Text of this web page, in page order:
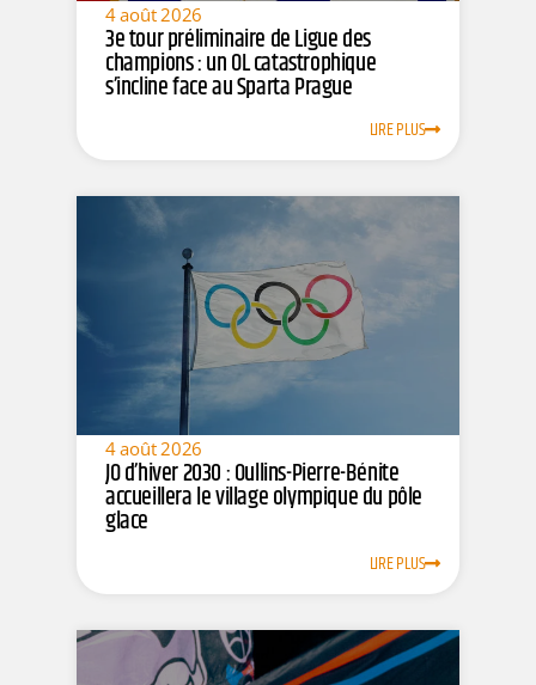
4 août 2026
3e tour préliminaire de Ligue des
champions : un OL catastrophique
s’incline face au Sparta Prague
LIRE PLUS
4 août 2026
JO d’hiver 2030 : Oullins-Pierre-Bénite
accueillera le village olympique du pôle
glace
LIRE PLUS